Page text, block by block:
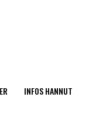
INFOS HANNUT